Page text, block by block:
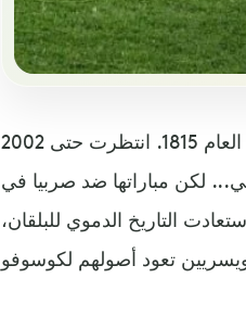
حافظت سويسرا على حيادها ولم تكن طرفا في أي حرب منذ العام 1815. انتظرت حتى 2002
لكن مباراتها ضد صربيا في
التاريخ الدموي للبلقان،